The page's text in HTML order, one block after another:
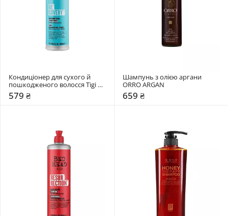
Кондиціонер для сухого й
пошкодженого волосся Tigi
Bed Head Recovery Moisture
Rush Conditioner
579 ₴
Шампунь з олією аргани
ORRO ARGAN
659 ₴